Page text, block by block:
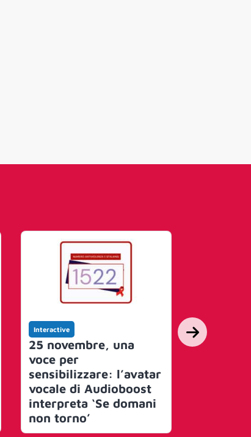
Interactive
25 novembre, una
voce per
sensibilizzare: l’avatar
vocale di Audioboost
interpreta ‘Se domani
non torno’
Interactive
Digital